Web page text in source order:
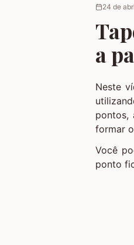
24 de
a
Neste
pontos,
formar
Você
ponto